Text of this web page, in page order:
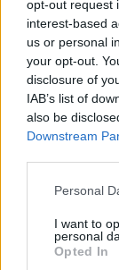
opt-out request
interest-based
us or personal
your opt-out.
disclosure of
IAB’s list of
also be
Downstream
Personal
I want to
personal
Opted In
«Ήθελαν να
Olena
Bilozerska
κατέγραφα